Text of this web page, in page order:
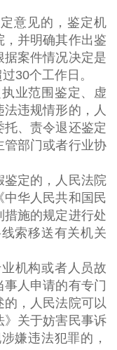
意见的，鉴定机
并明确其作出鉴
案件情况决定是
30个工作日。
业范围鉴定、虚
违规情形的，人
、责令退还鉴定
管部门或者行业协
定的，人民法院
中华人民共和国民
施的规定进行处
索移送有关机关
机构或者人员故
人申请的有专门
，人民法院可以
关于妨害民事诉
嫌违法犯罪的，